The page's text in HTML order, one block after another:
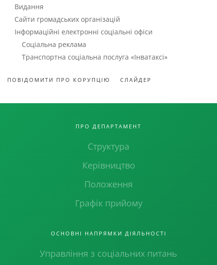
Видання
Сайти громадських організацій
Інформаційні електронні соціальні офіси
Соціальна реклама
Транспортна соціальна послуга «Інватаксі»
ПОВІДОМИТИ ПРО КОРУПЦІЮ СЛАЙДЕР
ПРО ДЕПАРТАМЕНТ
Структура
Керівництво
Положення
Графік прийому
ОСНОВНІ НАПРЯМКИ ДІЯЛЬНОСТІ
Управління з соціальних питань